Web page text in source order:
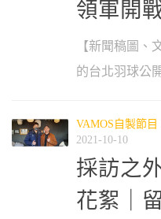
領軍開
【新聞稿圖、
的台北羽球公
VAMOS自製節目
2021-10-10
採訪之
花絮｜